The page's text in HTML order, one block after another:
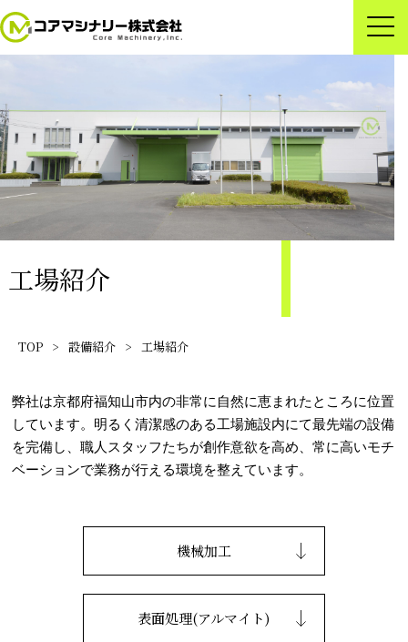
工場紹介
TOP > 設備紹介 > 工場紹介
弊社は京都府福知山市内の非常に自然に恵まれたところに位置
しています。明るく清潔感のある工場施設内にて最先端の設備
を完備し、職人スタッフたちが創作意欲を高め、常に高いモチ
ベーションで業務が行える環境を整えています。
機械加工
表面処理(アルマイト)